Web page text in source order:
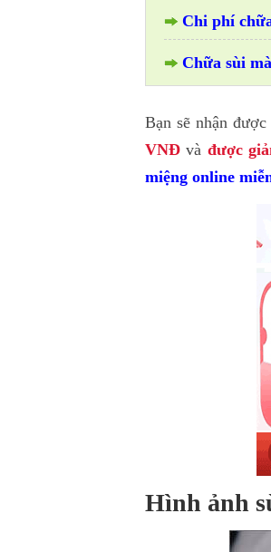
Chi phí
Chữa sùi
Bạn sẽ nhận
VNĐ và được
miệng online
Hình ảnh